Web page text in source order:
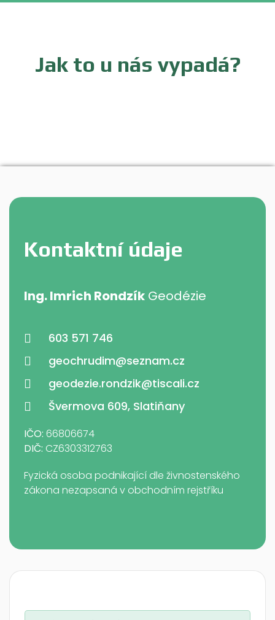
Jak to u nás vypadá?
Kontaktní údaje
Ing. Imrich Rondzík Geodézie
603 571 746
geochrudim@seznam.cz
geodezie.rondzik@tiscali.cz
Švermova 609, Slatiňany
IČO: 66806674
DIČ: CZ6303312763
Fyzická osoba podnikající dle živnostenského
zákona nezapsaná v obchodním rejstříku